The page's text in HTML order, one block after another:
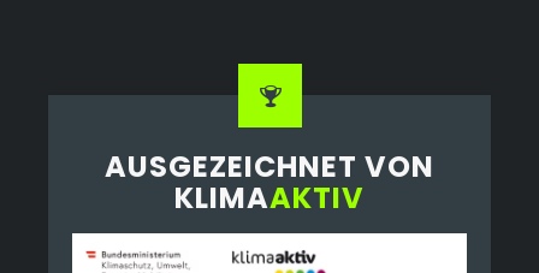
AUSGEZEICHNET VON
KLIMAAKTIV